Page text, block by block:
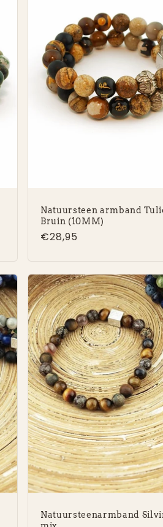
Natuursteen armband
Bruin (10MM)
Normale
€28,95
Natuursteenarmband